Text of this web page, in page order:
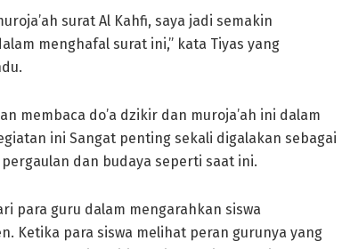
surat Al Kahfi, saya jadi semakin
menghafal surat ini,” kata Tiyas yang
membaca do’a dzikir dan muroja’ah ini dalam
ini Sangat penting sekali digalakan sebagai
dan budaya seperti saat ini.
para guru dalam mengarahkan siswa
Ketika para siswa melihat peran gurunya yang